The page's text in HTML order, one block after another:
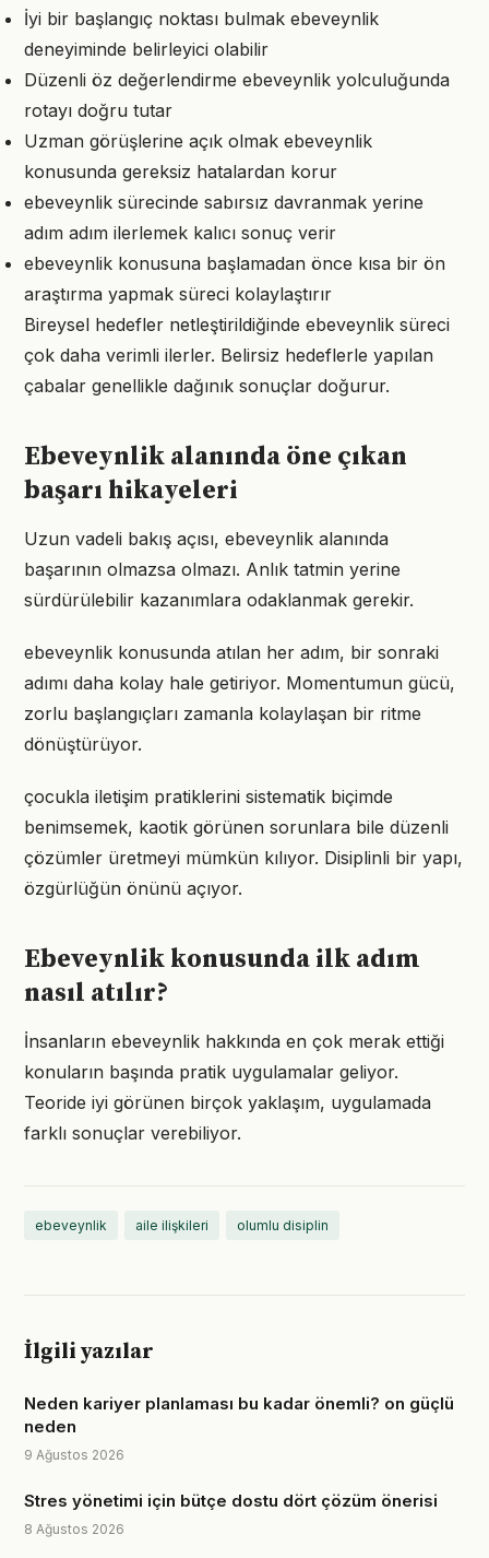
İyi bir başlangıç noktası bulmak ebeveynlik
deneyiminde belirleyici olabilir
Düzenli öz değerlendirme ebeveynlik yolculuğunda
rotayı doğru tutar
Uzman görüşlerine açık olmak ebeveynlik
konusunda gereksiz hatalardan korur
ebeveynlik sürecinde sabırsız davranmak yerine
adım adım ilerlemek kalıcı sonuç verir
ebeveynlik konusuna başlamadan önce kısa bir ön
araştırma yapmak süreci kolaylaştırır
Bireysel hedefler netleştirildiğinde ebeveynlik süreci
çok daha verimli ilerler. Belirsiz hedeflerle yapılan
çabalar genellikle dağınık sonuçlar doğurur.
Ebeveynlik alanında öne çıkan
başarı hikayeleri
Uzun vadeli bakış açısı, ebeveynlik alanında
başarının olmazsa olmazı. Anlık tatmin yerine
sürdürülebilir kazanımlara odaklanmak gerekir.
ebeveynlik konusunda atılan her adım, bir sonraki
adımı daha kolay hale getiriyor. Momentumun gücü,
zorlu başlangıçları zamanla kolaylaşan bir ritme
dönüştürüyor.
çocukla iletişim pratiklerini sistematik biçimde
benimsemek, kaotik görünen sorunlara bile düzenli
çözümler üretmeyi mümkün kılıyor. Disiplinli bir yapı,
özgürlüğün önünü açıyor.
Ebeveynlik konusunda ilk adım
nasıl atılır?
İnsanların ebeveynlik hakkında en çok merak ettiği
konuların başında pratik uygulamalar geliyor.
Teoride iyi görünen birçok yaklaşım, uygulamada
farklı sonuçlar verebiliyor.
ebeveynlik aile ilişkileri olumlu disiplin
İlgili yazılar
Neden kariyer planlaması bu kadar önemli? on güçlü
neden
9 Ağustos 2026
Stres yönetimi için bütçe dostu dört çözüm önerisi
8 Ağustos 2026